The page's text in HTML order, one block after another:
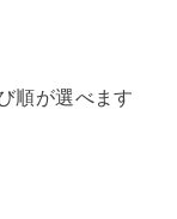
順が選べます